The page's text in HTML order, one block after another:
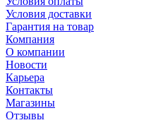
Условия доставки
Гарантия на товар
Компания
О компании
Новости
Карьера
Контакты
Магазины
Отзывы